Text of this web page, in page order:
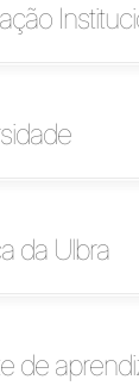
da Ulbra
de